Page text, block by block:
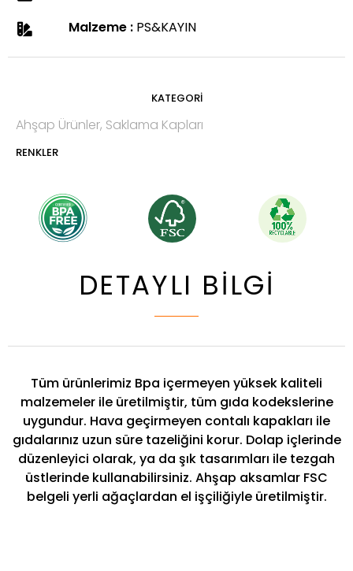
Malzeme : PS&KAYIN
KATEGORİ
Ahşap Ürünler, Saklama Kapları
RENKLER
DETAYLI BİLGİ
Tüm ürünlerimiz Bpa içermeyen yüksek kaliteli
malzemeler ile üretilmiştir, tüm gıda kodekslerine
uygundur. Hava geçirmeyen contalı kapakları ile
gıdalarınız uzun süre tazeliğini korur. Dolap içlerinde
düzenleyici olarak, ya da şık tasarımları ile tezgah
üstlerinde kullanabilirsiniz. Ahşap aksamlar FSC
belgeli yerli ağaçlardan el işçiliğiyle üretilmiştir.